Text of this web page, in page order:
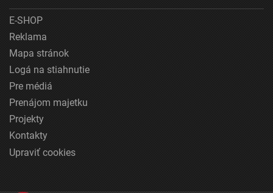
E-SHOP
Reklama
Mapa stránok
Logá na stiahnutie
Pre médiá
Prenájom majetku
Projekty
Kontakty
Upraviť cookies